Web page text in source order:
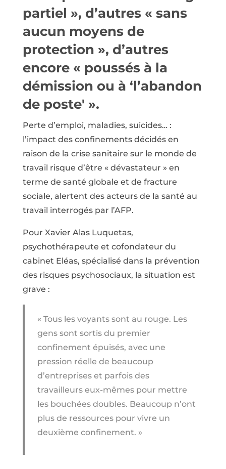
partiel », d’autres « sans
aucun moyens de
protection », d’autres
encore « poussés à la
démission ou à ‘l’abandon
de poste' ».
Perte d’emploi, maladies, suicides… :
l’impact des confinements décidés en
raison de la crise sanitaire sur le monde de
travail risque d’être « dévastateur » en
terme de santé globale et de fracture
sociale, alertent des acteurs de la santé au
travail interrogés par l’AFP.
Pour Xavier Alas Luquetas,
psychothérapeute et cofondateur du
cabinet Eléas, spécialisé dans la prévention
des risques psychosociaux, la situation est
grave :
« Tous les voyants sont au rouge. Les
gens sont sortis du premier
confinement épuisés, avec une
pression réelle de beaucoup
d’entreprises et parfois des
travailleurs eux-mêmes pour mettre
les bouchées doubles. Beaucoup n’ont
plus de ressources pour vivre un
deuxième confinement. »